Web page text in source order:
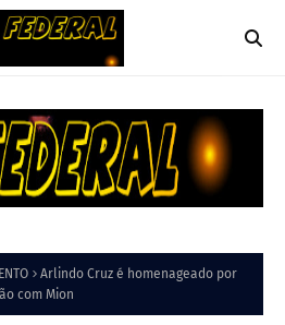
Arlindo Cruz é homenageado por
com Mion